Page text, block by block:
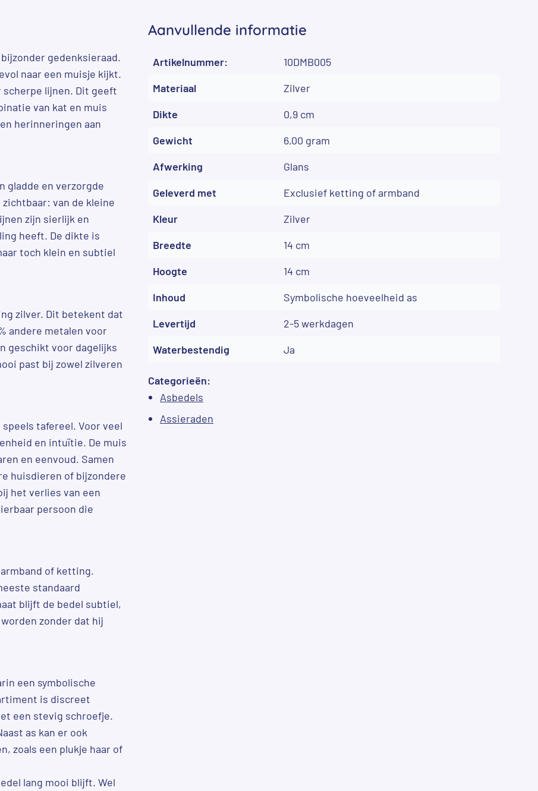
gedenksieraad.
naar een muisje kijkt.
scherpe lijnen. Dit geeft
van kat en muis
herinneringen aan
gladde en verzorgde
van de kleine
zijn sierlijk en
heeft. De dikte is
toch klein en subtiel
zilver. Dit betekent dat
andere metalen voor
geschikt voor dagelijks
past bij zowel zilveren
tafereel. Voor veel
en intuïtie. De muis
en eenvoud. Samen
huisdieren of bijzondere
het verlies van een
persoon die
of ketting.
standaard
blijft de bedel subtiel,
zonder dat hij
een symbolische
is discreet
een stevig schroefje.
as kan er ook
zoals een plukje haar of
lang mooi blijft. Wel
Aanvullende informatie
Artikelnummer:
10DMB005
Materiaal
Zilver
Dikte
0,9 cm
Gewicht
6,00 gram
Afwerking
Glans
Geleverd met
Exclusief ketting of armband
Kleur
Zilver
Breedte
14 cm
Hoogte
14 cm
Inhoud
Symbolische hoeveelheid as
Levertijd
2-5 werkdagen
Waterbestendig
Ja
Categorieën:
Asbedels
Assieraden